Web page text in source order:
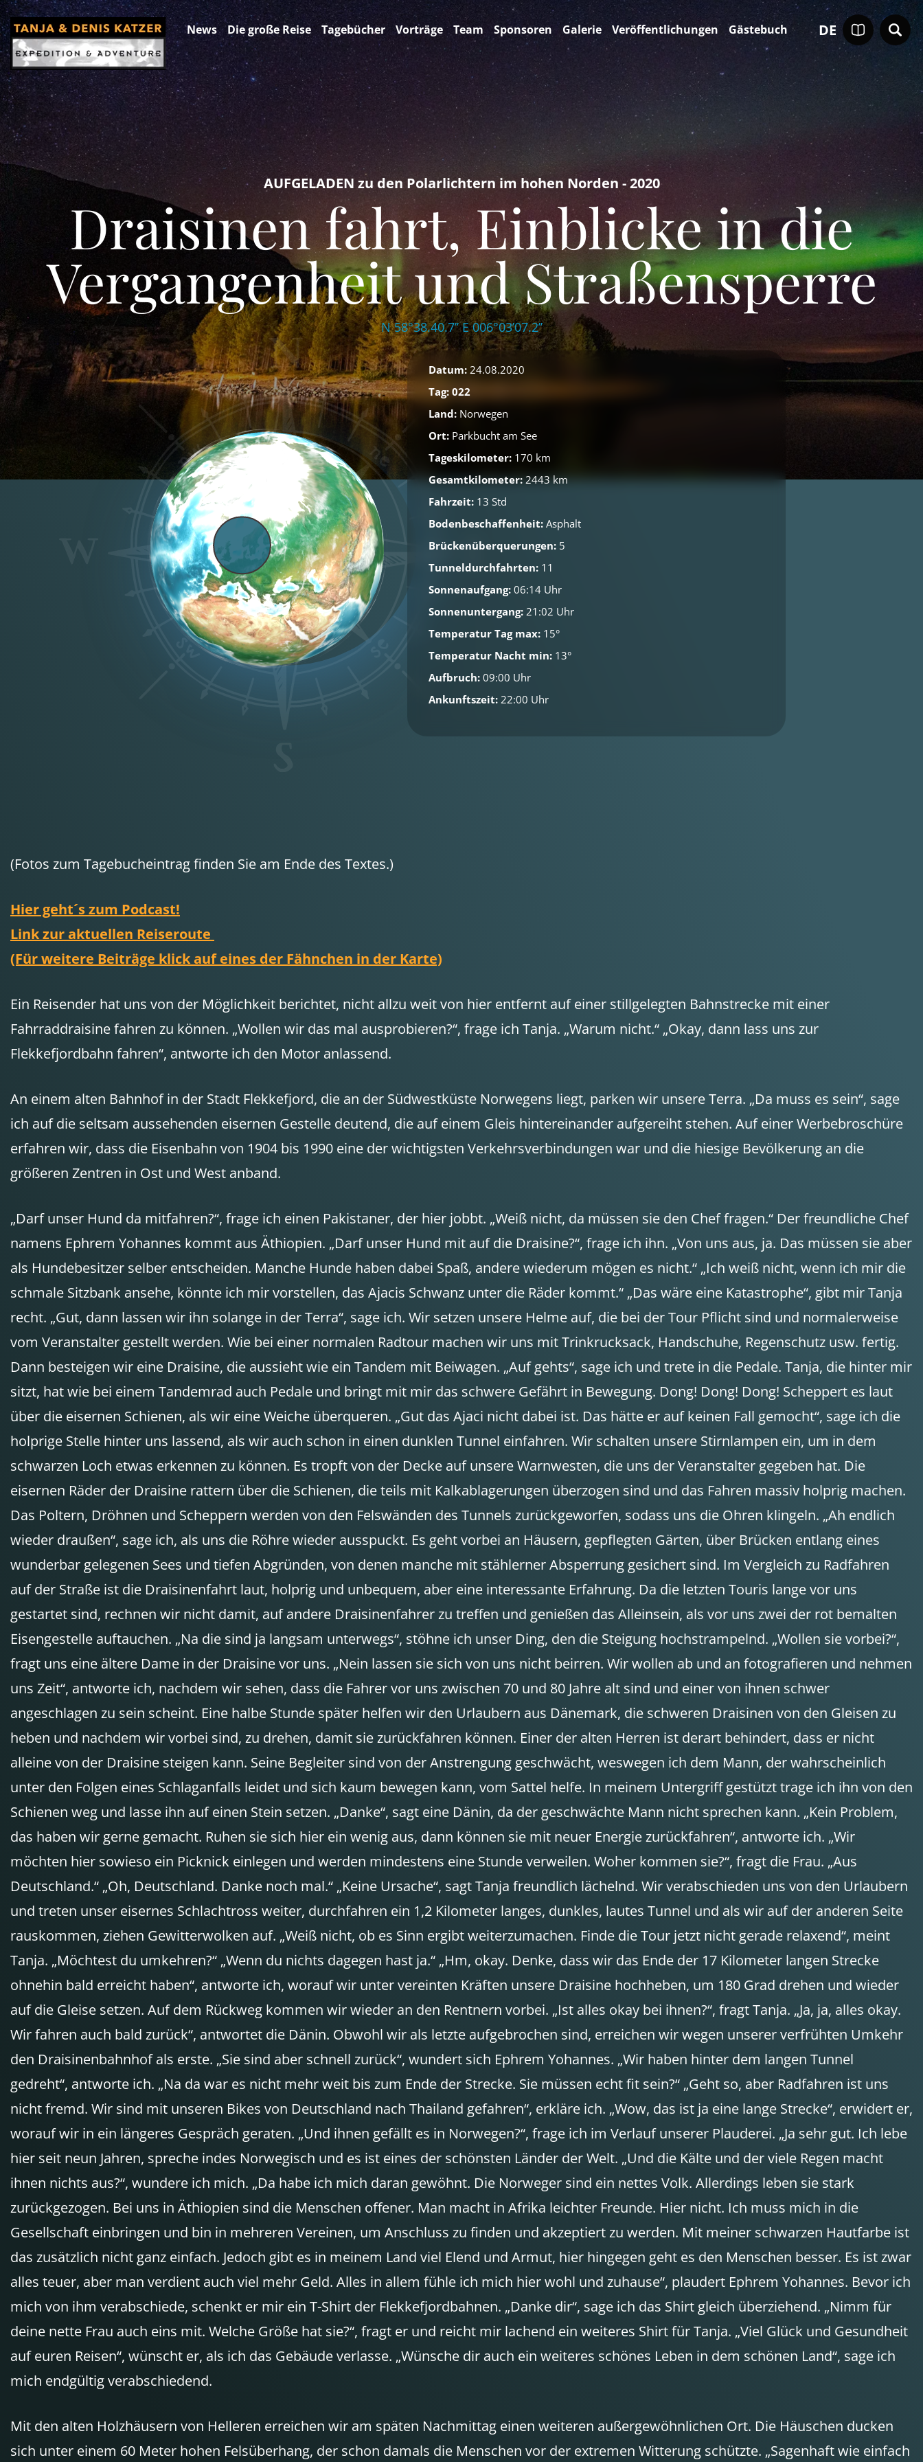
DE
News Die große Reise Tagebücher Vorträge Team Sponsoren Galerie Veröffentlichungen Gästebuch
AUFGELADEN zu den Polarlichtern im hohen Norden - 2020
Draisinen fahrt, Einblicke in die
Vergangenheit und Straßensperre
N 58°38.40.7’’ E 006°03’07.2’’
Datum: 24.08.2020
Tag: 022
Land: Norwegen
Ort: Parkbucht am See
Tageskilometer: 170 km
Gesamtkilometer:2443 km
Fahrzeit: 13 Std
Bodenbeschaffenheit: Asphalt
Brückenüberquerungen: 5
Tunneldurchfahrten: 11
Sonnenaufgang: 06:14 Uhr
Sonnenuntergang: 21:02 Uhr
Temperatur Tag max: 15°
Temperatur Nacht min: 13°
Aufbruch: 09:00 Uhr
Ankunftszeit: 22:00 Uhr
(Fotos zum Tagebucheintrag finden Sie am Ende des Textes.)
Hier geht´s zum Podcast!
Link zur aktuellen Reiseroute
(Für weitere Beiträge klick auf eines der Fähnchen in der Karte)
Ein Reisender hat uns von der Möglichkeit berichtet, nicht allzu weit von hier entfernt auf einer stillgelegten Bahnstrecke mit einer
Fahrraddraisine fahren zu können. „Wollen wir das mal ausprobieren?“, frage ich Tanja. „Warum nicht.“ „Okay, dann lass uns zur
Flekkefjordbahn fahren“, antworte ich den Motor anlassend.
An einem alten Bahnhof in der Stadt Flekkefjord, die an der Südwestküste Norwegens liegt, parken wir unsere Terra. „Da muss es sein“, sage
ich auf die seltsam aussehenden eisernen Gestelle deutend, die auf einem Gleis hintereinander aufgereiht stehen. Auf einer Werbebroschüre
erfahren wir, dass die Eisenbahn von 1904 bis 1990 eine der wichtigsten Verkehrsverbindungen war und die hiesige Bevölkerung an die
größeren Zentren in Ost und West anband.
„Darf unser Hund da mitfahren?“, frage ich einen Pakistaner, der hier jobbt. „Weiß nicht, da müssen sie den Chef fragen.“ Der freundliche Chef
namens Ephrem Yohannes kommt aus Äthiopien. „Darf unser Hund mit auf die Draisine?“, frage ich ihn. „Von uns aus, ja. Das müssen sie aber
als Hundebesitzer selber entscheiden. Manche Hunde haben dabei Spaß, andere wiederum mögen es nicht.“ „Ich weiß nicht, wenn ich mir die
schmale Sitzbank ansehe, könnte ich mir vorstellen, das Ajacis Schwanz unter die Räder kommt.“ „Das wäre eine Katastrophe“, gibt mir Tanja
recht. „Gut, dann lassen wir ihn solange in der Terra“, sage ich. Wir setzen unsere Helme auf, die bei der Tour Pflicht sind und normalerweise
vom Veranstalter gestellt werden. Wie bei einer normalen Radtour machen wir uns mit Trinkrucksack, Handschuhe, Regenschutz usw. fertig.
Dann besteigen wir eine Draisine, die aussieht wie ein Tandem mit Beiwagen. „Auf gehts“, sage ich und trete in die Pedale. Tanja, die hinter mir
sitzt, hat wie bei einem Tandemrad auch Pedale und bringt mit mir das schwere Gefährt in Bewegung. Dong! Dong! Dong! Scheppert es laut
über die eisernen Schienen, als wir eine Weiche überqueren. „Gut das Ajaci nicht dabei ist. Das hätte er auf keinen Fall gemocht“, sage ich die
holprige Stelle hinter uns lassend, als wir auch schon in einen dunklen Tunnel einfahren. Wir schalten unsere Stirnlampen ein, um in dem
schwarzen Loch etwas erkennen zu können. Es tropft von der Decke auf unsere Warnwesten, die uns der Veranstalter gegeben hat. Die
eisernen Räder der Draisine rattern über die Schienen, die teils mit Kalkablagerungen überzogen sind und das Fahren massiv holprig machen.
Das Poltern, Dröhnen und Scheppern werden von den Felswänden des Tunnels zurückgeworfen, sodass uns die Ohren klingeln. „Ah endlich
wieder draußen“, sage ich, als uns die Röhre wieder ausspuckt. Es geht vorbei an Häusern, gepflegten Gärten, über Brücken entlang eines
wunderbar gelegenen Sees und tiefen Abgründen, von denen manche mit stählerner Absperrung gesichert sind. Im Vergleich zu Radfahren
auf der Straße ist die Draisinenfahrt laut, holprig und unbequem, aber eine interessante Erfahrung. Da die letzten Touris lange vor uns
gestartet sind, rechnen wir nicht damit, auf andere Draisinenfahrer zu treffen und genießen das Alleinsein, als vor uns zwei der rot bemalten
Eisengestelle auftauchen. „Na die sind ja langsam unterwegs“, stöhne ich unser Ding, den die Steigung hochstrampelnd. „Wollen sie vorbei?“,
fragt uns eine ältere Dame in der Draisine vor uns. „Nein lassen sie sich von uns nicht beirren. Wir wollen ab und an fotografieren und nehmen
uns Zeit“, antworte ich, nachdem wir sehen, dass die Fahrer vor uns zwischen 70 und 80 Jahre alt sind und einer von ihnen schwer
angeschlagen zu sein scheint. Eine halbe Stunde später helfen wir den Urlaubern aus Dänemark, die schweren Draisinen von den Gleisen zu
heben und nachdem wir vorbei sind, zu drehen, damit sie zurückfahren können. Einer der alten Herren ist derart behindert, dass er nicht
alleine von der Draisine steigen kann. Seine Begleiter sind von der Anstrengung geschwächt, weswegen ich dem Mann, der wahrscheinlich
unter den Folgen eines Schlaganfalls leidet und sich kaum bewegen kann, vom Sattel helfe. In meinem Untergriff gestützt trage ich ihn von den
Schienen weg und lasse ihn auf einen Stein setzen. „Danke“, sagt eine Dänin, da der geschwächte Mann nicht sprechen kann. „Kein Problem,
das haben wir gerne gemacht. Ruhen sie sich hier ein wenig aus, dann können sie mit neuer Energie zurückfahren“, antworte ich. „Wir
möchten hier sowieso ein Picknick einlegen und werden mindestens eine Stunde verweilen. Woher kommen sie?“, fragt die Frau. „Aus
Deutschland.“ „Oh, Deutschland. Danke noch mal.“ „Keine Ursache“, sagt Tanja freundlich lächelnd. Wir verabschieden uns von den Urlaubern
und treten unser eisernes Schlachtross weiter, durchfahren ein 1,2 Kilometer langes, dunkles, lautes Tunnel und als wir auf der anderen Seite
rauskommen, ziehen Gewitterwolken auf. „Weiß nicht, ob es Sinn ergibt weiterzumachen. Finde die Tour jetzt nicht gerade relaxend“, meint
Tanja. „Möchtest du umkehren?“ „Wenn du nichts dagegen hast ja.“ „Hm, okay. Denke, dass wir das Ende der 17 Kilometer langen Strecke
ohnehin bald erreicht haben“, antworte ich, worauf wir unter vereinten Kräften unsere Draisine hochheben, um 180 Grad drehen und wieder
auf die Gleise setzen. Auf dem Rückweg kommen wir wieder an den Rentnern vorbei. „Ist alles okay bei ihnen?“, fragt Tanja. „Ja, ja, alles okay.
Wir fahren auch bald zurück“, antwortet die Dänin. Obwohl wir als letzte aufgebrochen sind, erreichen wir wegen unserer verfrühten Umkehr
den Draisinenbahnhof als erste. „Sie sind aber schnell zurück“, wundert sich Ephrem Yohannes. „Wir haben hinter dem langen Tunnel
gedreht“, antworte ich. „Na da war es nicht mehr weit bis zum Ende der Strecke. Sie müssen echt fit sein?“ „Geht so, aber Radfahren ist uns
nicht fremd. Wir sind mit unseren Bikes von Deutschland nach Thailand gefahren“, erkläre ich. „Wow, das ist ja eine lange Strecke“, erwidert er,
worauf wir in ein längeres Gespräch geraten. „Und ihnen gefällt es in Norwegen?“, frage ich im Verlauf unserer Plauderei. „Ja sehr gut. Ich lebe
hier seit neun Jahren, spreche indes Norwegisch und es ist eines der schönsten Länder der Welt. „Und die Kälte und der viele Regen macht
ihnen nichts aus?“, wundere ich mich. „Da habe ich mich daran gewöhnt. Die Norweger sind ein nettes Volk. Allerdings leben sie stark
zurückgezogen. Bei uns in Äthiopien sind die Menschen offener. Man macht in Afrika leichter Freunde. Hier nicht. Ich muss mich in die
Gesellschaft einbringen und bin in mehreren Vereinen, um Anschluss zu finden und akzeptiert zu werden. Mit meiner schwarzen Hautfarbe ist
das zusätzlich nicht ganz einfach. Jedoch gibt es in meinem Land viel Elend und Armut, hier hingegen geht es den Menschen besser. Es ist zwar
alles teuer, aber man verdient auch viel mehr Geld. Alles in allem fühle ich mich hier wohl und zuhause“, plaudert Ephrem Yohannes. Bevor ich
mich von ihm verabschiede, schenkt er mir ein T-Shirt der Flekkefjordbahnen. „Danke dir“, sage ich das Shirt gleich überziehend. „Nimm für
deine nette Frau auch eins mit. Welche Größe hat sie?“, fragt er und reicht mir lachend ein weiteres Shirt für Tanja. „Viel Glück und Gesundheit
auf euren Reisen“, wünscht er, als ich das Gebäude verlasse. „Wünsche dir auch ein weiteres schönes Leben in dem schönen Land“, sage ich
mich endgültig verabschiedend.
Mit den alten Holzhäusern von Helleren erreichen wir am späten Nachmittag einen weiteren außergewöhnlichen Ort. Die Häuschen ducken
sich unter einem 60 Meter hohen Felsüberhang, der schon damals die Menschen vor der extremen Witterung schützte. „Sagenhaft wie einfach